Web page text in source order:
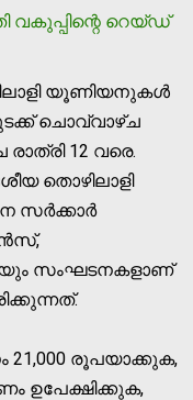
വകുപ്പിന്റെ റെയ്ഡ്
യൂണിയനുകള്‍
ചൊവ്വാഴ്ച
12 വരെ.
തൊഴിലാളി
സര്‍ക്കാര്‍
സംഘടനകളാണ്
രൂപയാക്കുക,
ഉപേക്ഷിക്കുക,